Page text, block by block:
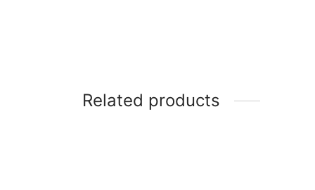
Related products